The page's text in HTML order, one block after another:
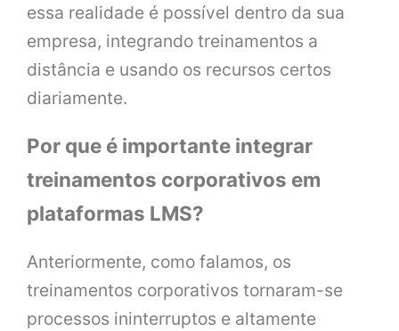
essa realidade é possível dentro da sua
empresa, integrando treinamentos a
distância e usando os recursos certos
diariamente.
Por que é importante integrar
treinamentos corporativos em
plataformas LMS?
Anteriormente, como falamos, os
treinamentos corporativos tornaram-se
processos ininterruptos e altamente